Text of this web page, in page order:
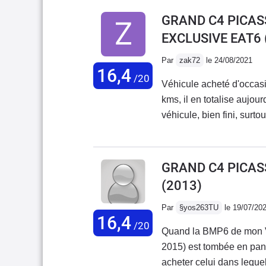
mesquineries (comme
clim (uniquement
sont pas
16,4/20
GRAND C4
EXCLUSIVE EAT6
Par zak72 le 24/08/2021
Véhicule acheté
kms, il en totalise
véhicule, bien fini,
Jade de 2010 est
cet immense pare-
deuxième rangée où je
des enfants. Ce qui
confort de ce véhicule
Grand C4, avec le
16,4/20
GRAND C4
(2013)
Par §yos263TU le 19/07/
Quand la BMP6 de
2015) est tombée en panne , je me suis résigné à le vendre à 297 674km pour
acheter celui dans